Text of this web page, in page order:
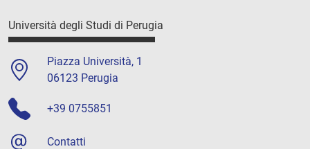
Università degli Studi di Perugia
Piazza Università, 1
06123 Perugia
+39 0755851
Contatti